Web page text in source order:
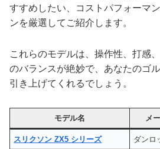
すすめしたい、コストパフォーマ
ンを厳選してご紹介します。
これらのモデルは、操作性、打感
のバランスが絶妙で、あなたのゴ
引き上げてくれるでしょう。
モデル名 メ
スリクソン ZX5 シリーズ ダンロ